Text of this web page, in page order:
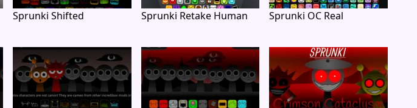
Sprunki Shifted Sprunki Retake Human Sprunki OC Real